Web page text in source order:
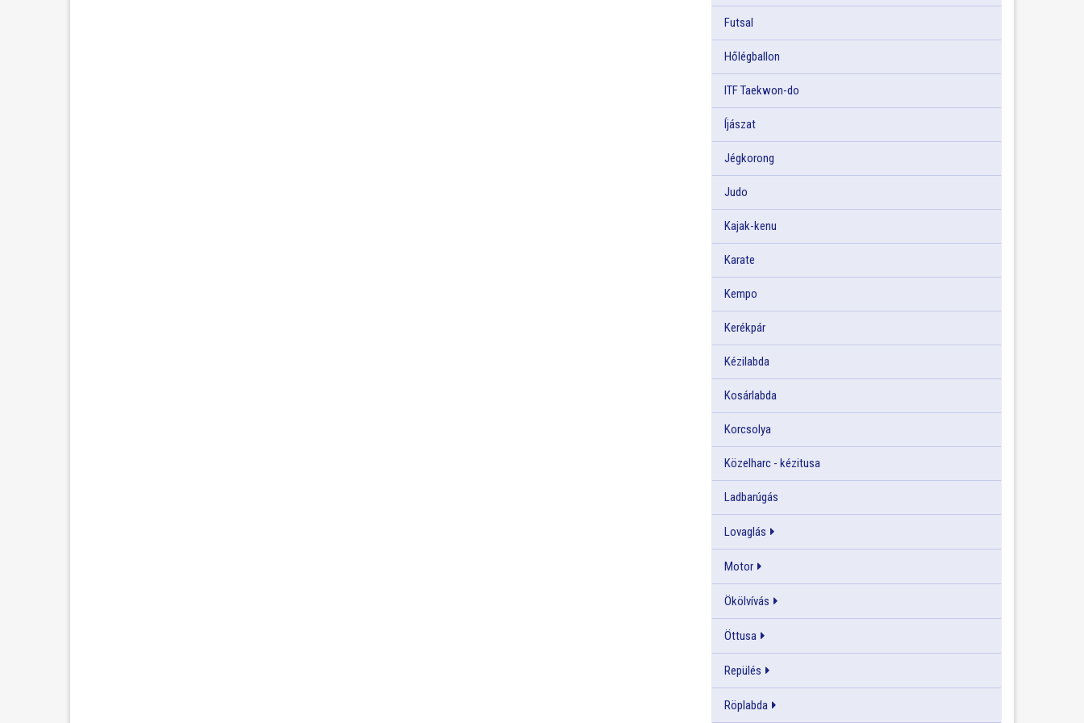
Futsal
Hőlégballon
ITF Taekwon-do
Íjászat
Jégkorong
Judo
Kajak-kenu
Karate
Kempo
Kerékpár
Kézilabda
Kosárlabda
Korcsolya
Közelharc - kézitusa
Ladbarúgás
Lovaglás
Motor
Ökölvívás
Öttusa
Repülés
Röplabda